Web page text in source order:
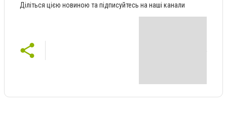
Діліться цією новиною та підписуйтесь на наші канали